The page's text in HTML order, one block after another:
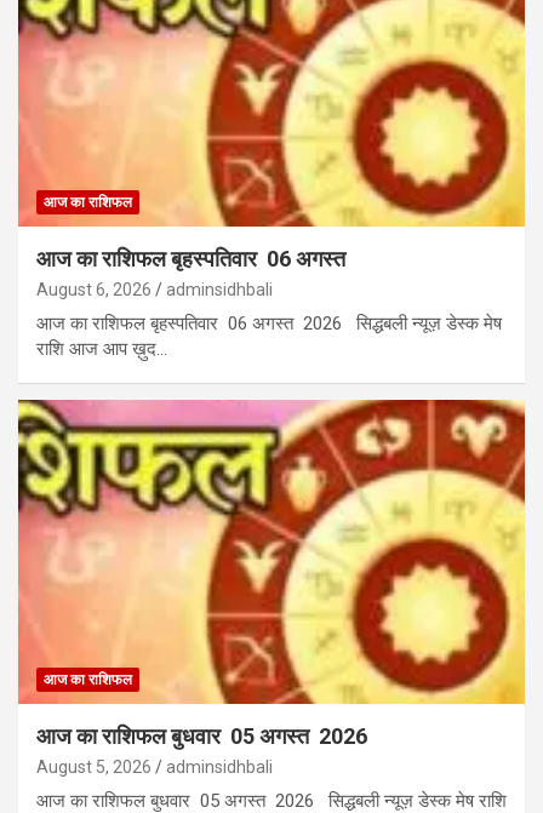
आज का राशिफल
आज का राशिफल बृहस्पतिवार 06 अगस्त
August 6, 2026 adminsidhbali
आज का राशिफल बृहस्पतिवार 06 अगस्त 2026 सिद्धबली न्यूज़ डेस्क मेष
राशि आज आप ख़ुद…
आज का राशिफल
आज का राशिफल बुधवार 05 अगस्त 2026
August 5, 2026 adminsidhbali
आज का राशिफल बुधवार 05 अगस्त 2026 सिद्धबली न्यूज़ डेस्क मेष राशि